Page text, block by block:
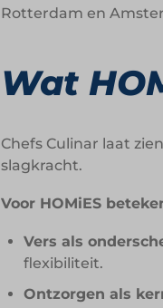
Rotterdam en
Wat
Chefs Culinar laat
slagkracht.
Voor HOMiES
Vers als
flexibiliteit.
Ontzorgen als